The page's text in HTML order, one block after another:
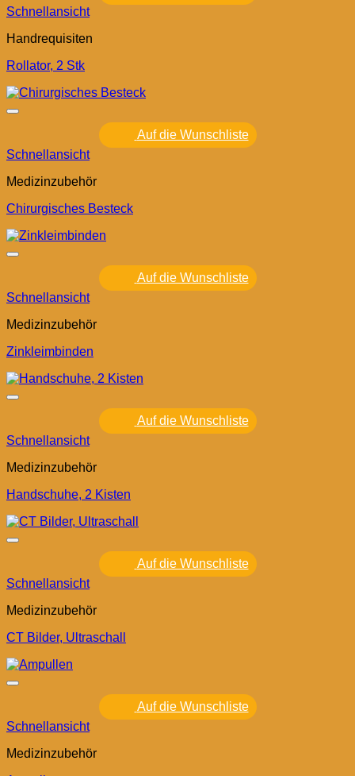
Schnellansicht
Handrequisiten
Rollator, 2 Stk
Auf die Wunschliste
Schnellansicht
Medizinzubehör
Chirurgisches Besteck
Auf die Wunschliste
Schnellansicht
Medizinzubehör
Zinkleimbinden
Auf die Wunschliste
Schnellansicht
Medizinzubehör
Handschuhe, 2 Kisten
Auf die Wunschliste
Schnellansicht
Medizinzubehör
CT Bilder, Ultraschall
Auf die Wunschliste
Schnellansicht
Medizinzubehör